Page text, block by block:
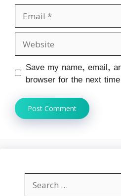
Email
Website
Save my name, email,
browser for the next
Search
for: